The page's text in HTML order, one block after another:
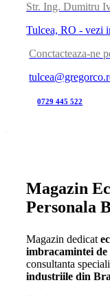
Str. Ing. Dumitru
Tulcea, RO - vezi
Conctacteaza-ne
0729 445 522
Magazin
Personala
Magazin dedicat
imbracamintei
consultanta
industriile din